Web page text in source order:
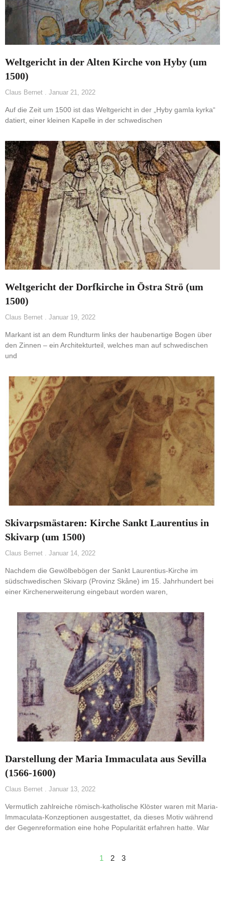
Weltgericht in der Alten Kirche von Hyby (um
1500)
Claus Bernet Januar 21, 2022
Auf die Zeit um 1500 ist das Weltgericht in der „Hyby gamla kyrka“
datiert, einer kleinen Kapelle in der schwedischen
Weltgericht der Dorfkirche in Östra Strö (um
1500)
Claus Bernet Januar 19, 2022
Markant ist an dem Rundturm links der haubenartige Bogen über
den Zinnen – ein Architekturteil, welches man auf schwedischen
und
Skivarpsmästaren: Kirche Sankt Laurentius in
Skivarp (um 1500)
Claus Bernet Januar 14, 2022
Nachdem die Gewölbebögen der Sankt Laurentius-Kirche im
südschwedischen Skivarp (Provinz Skåne) im 15. Jahrhundert bei
einer Kirchenerweiterung eingebaut worden waren,
Darstellung der Maria Immaculata aus Sevilla
(1566-1600)
Claus Bernet Januar 13, 2022
Vermutlich zahlreiche römisch-katholische Klöster waren mit Maria-
Immaculata-Konzeptionen ausgestattet, da dieses Motiv während
der Gegenreformation eine hohe Popularität erfahren hatte. War
1 2 3